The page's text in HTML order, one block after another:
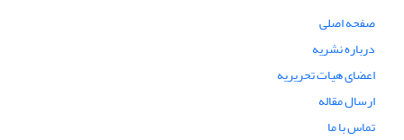
صفحه اصلی
درباره نشریه
اعضای هیات تحریریه
ارسال مقاله
تماس با ما